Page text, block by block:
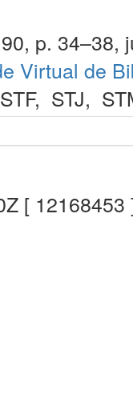
p. 34–38,
Virtual de
STF, STJ,
[ 12168453